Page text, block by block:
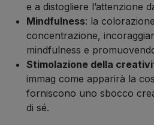
e a distogliere l’attenzione
Mindfulness: la
concentrazione,
mindfulness e
Stimolazione della
immag come apparirà la
forniscono uno sbocco
di sé.